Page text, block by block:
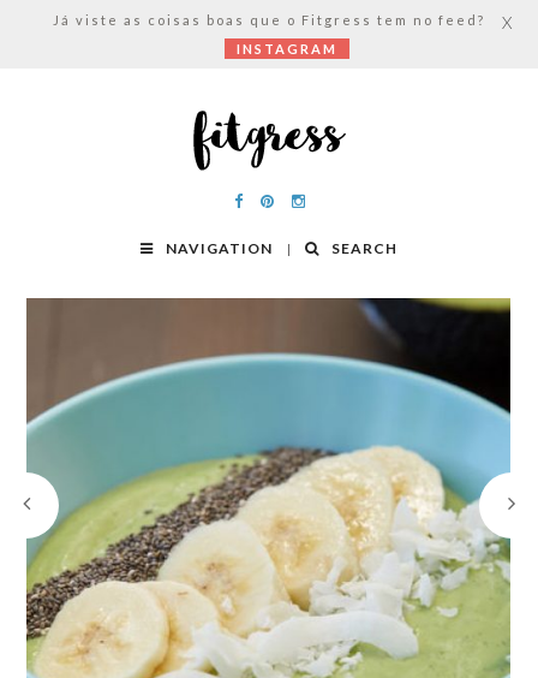
NAVIGATION SEARCH
Já viste as coisas boas que o Fitgress tem no feed?
INSTAGRAM
X